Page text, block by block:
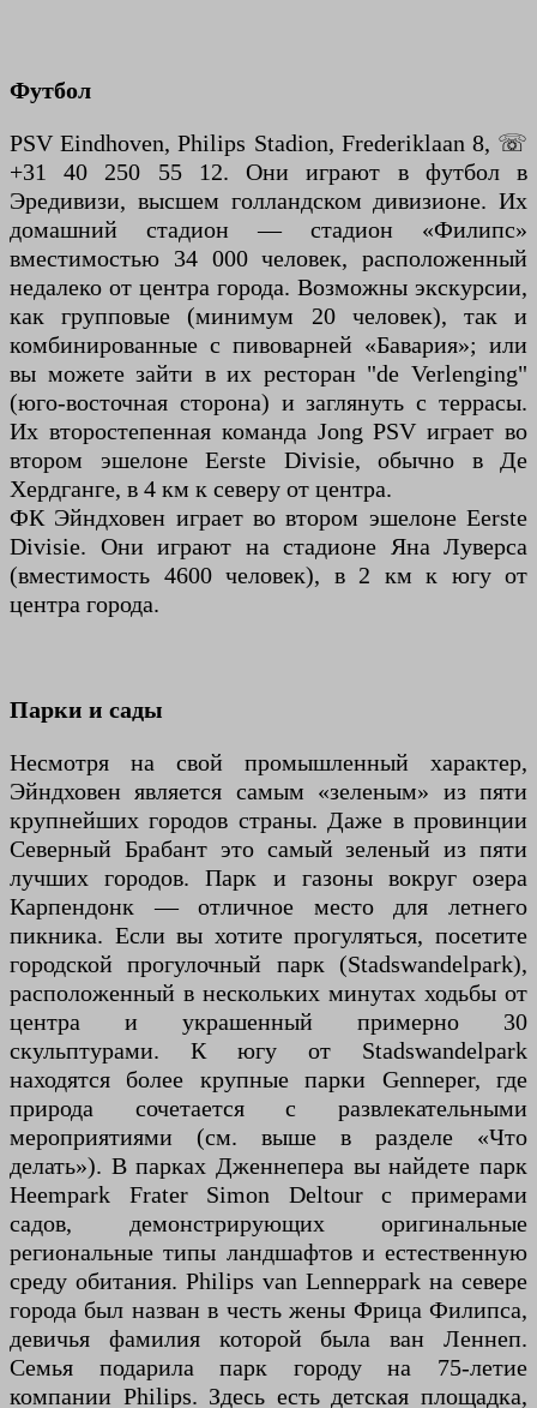
Футбол
PSV Eindhoven, Philips Stadion, Frederiklaan 8, ☏
+31 40 250 55 12. Они играют в футбол в
Эредивизи, высшем голландском дивизионе. Их
домашний стадион — стадион «Филипс»
вместимостью 34 000 человек, расположенный
недалеко от центра города. Возможны экскурсии,
как групповые (минимум 20 человек), так и
комбинированные с пивоварней «Бавария»; или
вы можете зайти в их ресторан "de Verlenging"
(юго-восточная сторона) и заглянуть с террасы.
Их второстепенная команда Jong PSV играет во
втором эшелоне Eerste Divisie, обычно в Де
Хердганге, в 4 км к северу от центра.
ФК Эйндховен играет во втором эшелоне Eerste
Divisie. Они играют на стадионе Яна Луверса
(вместимость 4600 человек), в 2 км к югу от
центра города.
Парки и сады
Несмотря на свой промышленный характер,
Эйндховен является самым «зеленым» из пяти
крупнейших городов страны. Даже в провинции
Северный Брабант это самый зеленый из пяти
лучших городов. Парк и газоны вокруг озера
Карпендонк — отличное место для летнего
пикника. Если вы хотите прогуляться, посетите
городской прогулочный парк (Stadswandelpark),
расположенный в нескольких минутах ходьбы от
центра и украшенный примерно 30
скульптурами. К югу от Stadswandelpark
находятся более крупные парки Genneper, где
природа сочетается с развлекательными
мероприятиями (см. выше в разделе «Что
делать»). В парках Дженнепера вы найдете парк
Heempark Frater Simon Deltour с примерами
садов, демонстрирующих оригинальные
региональные типы ландшафтов и естественную
среду обитания. Philips van Lenneppark на севере
города был назван в честь жены Фрица Филипса,
девичья фамилия которой была ван Леннеп.
Семья подарила парк городу на 75-летие
компании Philips. Здесь есть детская площадка,